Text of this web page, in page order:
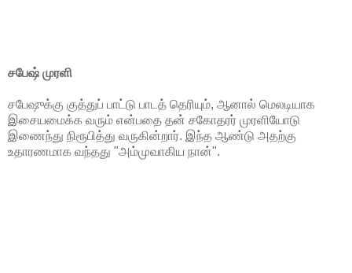
சபேஷ் முரளி
சபேஷுக்கு குத்துப் பாட்டு பாடத் தெரியும், ஆனால் மெலடியாக
இசையமைக்க வரும் என்பதை தன் சகோதரர் முரளியோடு
இணைந்து நிரூபித்து வருகின்றார். இந்த ஆண்டு அதற்கு
உதாரணமாக வந்தது "அம்முவாகிய நான்".